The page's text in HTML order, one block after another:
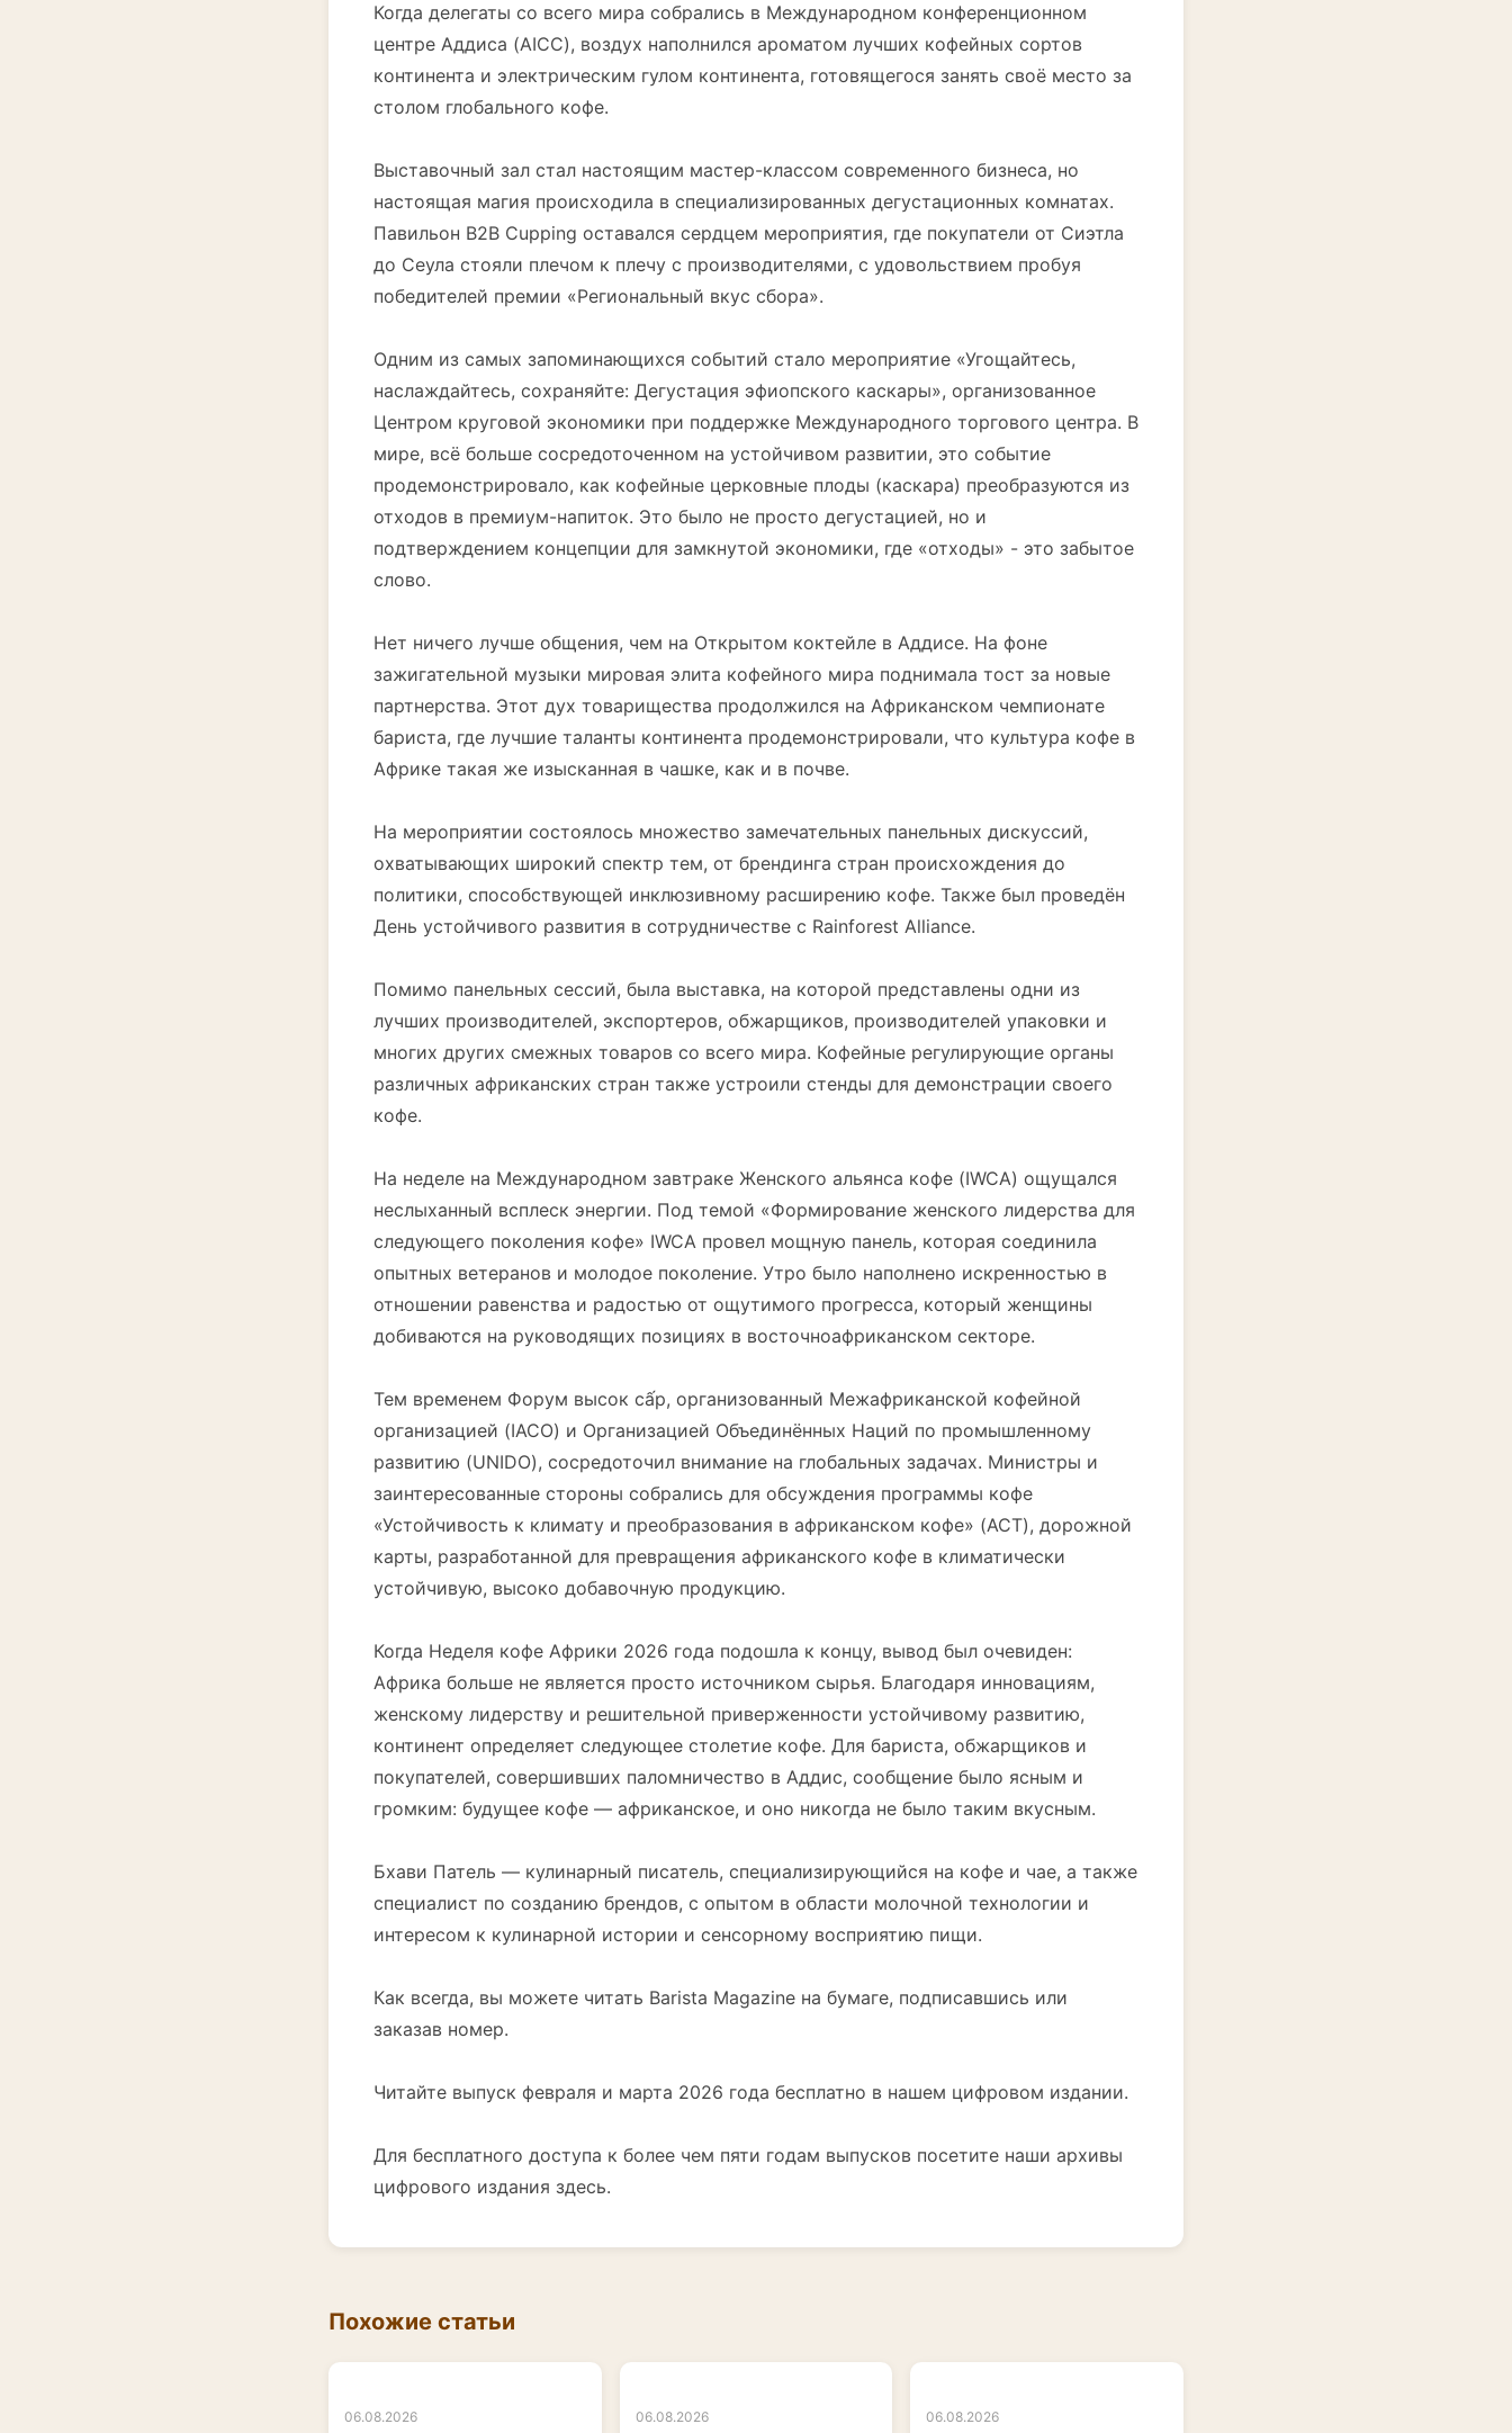
Когда делегаты со всего мира собрались в Международном конференционном
центре Аддиса (AICC), воздух наполнился ароматом лучших кофейных сортов
континента и электрическим гулом континента, готовящегося занять своё место за
столом глобального кофе.
Выставочный зал стал настоящим мастер-классом современного бизнеса, но
настоящая магия происходила в специализированных дегустационных комнатах.
Павильон B2B Cupping оставался сердцем мероприятия, где покупатели от Сиэтла
до Сеула стояли плечом к плечу с производителями, с удовольствием пробуя
победителей премии «Региональный вкус сбора».
Одним из самых запоминающихся событий стало мероприятие «Угощайтесь,
наслаждайтесь, сохраняйте: Дегустация эфиопского каскары», организованное
Центром круговой экономики при поддержке Международного торгового центра. В
мире, всё больше сосредоточенном на устойчивом развитии, это событие
продемонстрировало, как кофейные церковные плоды (каскара) преобразуются из
отходов в премиум-напиток. Это было не просто дегустацией, но и
подтверждением концепции для замкнутой экономики, где «отходы» - это забытое
слово.
Нет ничего лучше общения, чем на Открытом коктейле в Аддисе. На фоне
зажигательной музыки мировая элита кофейного мира поднимала тост за новые
партнерства. Этот дух товарищества продолжился на Африканском чемпионате
бариста, где лучшие таланты континента продемонстрировали, что культура кофе в
Африке такая же изысканная в чашке, как и в почве.
На мероприятии состоялось множество замечательных панельных дискуссий,
охватывающих широкий спектр тем, от брендинга стран происхождения до
политики, способствующей инклюзивному расширению кофе. Также был проведён
День устойчивого развития в сотрудничестве с Rainforest Alliance.
Помимо панельных сессий, была выставка, на которой представлены одни из
лучших производителей, экспортеров, обжарщиков, производителей упаковки и
многих других смежных товаров со всего мира. Кофейные регулирующие органы
различных африканских стран также устроили стенды для демонстрации своего
кофе.
На неделе на Международном завтраке Женского альянса кофе (IWCA) ощущался
неслыханный всплеск энергии. Под темой «Формирование женского лидерства для
следующего поколения кофе» IWCA провел мощную панель, которая соединила
опытных ветеранов и молодое поколение. Утро было наполнено искренностью в
отношении равенства и радостью от ощутимого прогресса, который женщины
добиваются на руководящих позициях в восточноафриканском секторе.
Тем временем Форум высок cấp, организованный Межафриканской кофейной
организацией (IACO) и Организацией Объединённых Наций по промышленному
развитию (UNIDO), сосредоточил внимание на глобальных задачах. Министры и
заинтересованные стороны собрались для обсуждения программы кофе
«Устойчивость к климату и преобразования в африканском кофе» (ACT), дорожной
карты, разработанной для превращения африканского кофе в климатически
устойчивую, высоко добавочную продукцию.
Когда Неделя кофе Африки 2026 года подошла к концу, вывод был очевиден:
Африка больше не является просто источником сырья. Благодаря инновациям,
женскому лидерству и решительной приверженности устойчивому развитию,
континент определяет следующее столетие кофе. Для бариста, обжарщиков и
покупателей, совершивших паломничество в Аддис, сообщение было ясным и
громким: будущее кофе — африканское, и оно никогда не было таким вкусным.
Бхави Патель — кулинарный писатель, специализирующийся на кофе и чае, а также
специалист по созданию брендов, с опытом в области молочной технологии и
интересом к кулинарной истории и сенсорному восприятию пищи.
Как всегда, вы можете читать Barista Magazine на бумаге, подписавшись или
заказав номер.
Читайте выпуск февраля и марта 2026 года бесплатно в нашем цифровом издании.
Для бесплатного доступа к более чем пяти годам выпусков посетите наши архивы
цифрового издания здесь.
Похожие статьи
06.08.2026 06.08.2026 06.08.2026